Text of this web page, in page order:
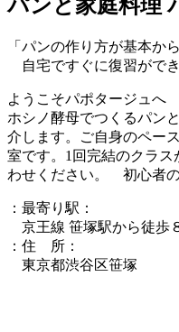
パンと家庭料理
「パンの作り方が基本か
自宅ですぐに復習ができ
ようこそパポタージュへ
ホシノ酵母でつくるパン
介します。ご自身のペー
室です。1回完結のクラ
わせください。 初心者の
：最寄り駅：
京王線 笹塚駅から徒歩
：住 所：
東京都渋谷区笹塚